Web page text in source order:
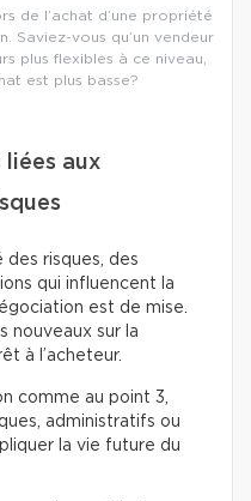
de l’achat d’une propriété
Saviez-vous qu’un vendeur
plus flexibles à ce niveau,
est plus basse?
liées aux
des risques, des
qui influencent la
est de mise.
nouveaux sur la
à l’acheteur.
comme au point 3,
administratifs ou
la vie future du